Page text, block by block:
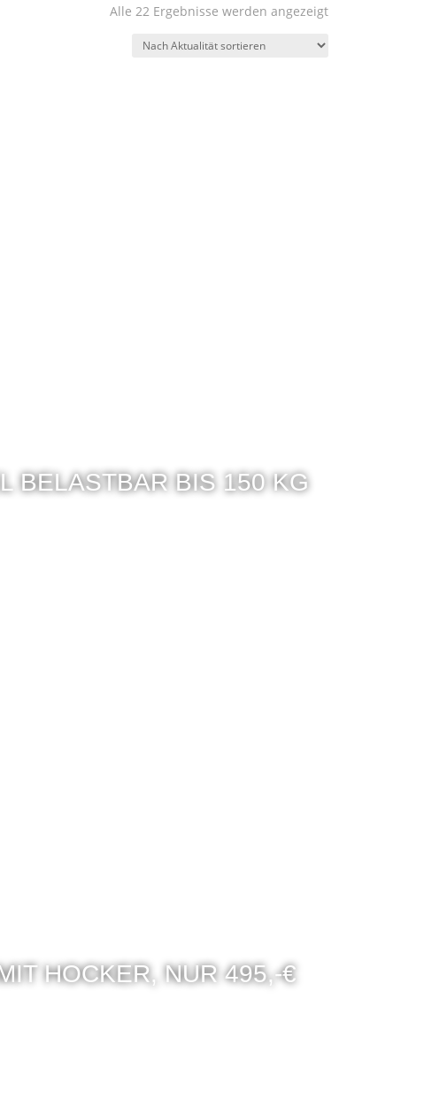
Alle 22 Ergebnisse werden angezeigtNach
BELASTBAR BIS 150 KG
HOCKER, NUR 495,-€